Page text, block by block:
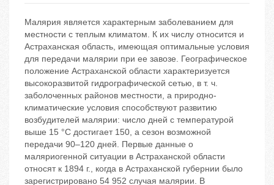
Малярия является характерным заболеванием для
местности с теплым климатом. К их числу относится и
Астраханская область, имеющая оптимальные условия
для передачи малярии при ее завозе. Географическое
положение Астраханской области характеризуется
высокоразвитой гидрографической сетью, в т. ч.
заболоченных районов местности, а природно-
климатические условия способствуют развитию
возбудителей малярии: число дней с температурой
выше 15 °С достигает 150, а сезон возможной
передачи 90–120 дней. Первые данные о
маляриогенной ситуации в Астраханской области
относят к 1894 г., когда в Астраханской губернии было
зарегистрировано 54 952 случая малярии. В